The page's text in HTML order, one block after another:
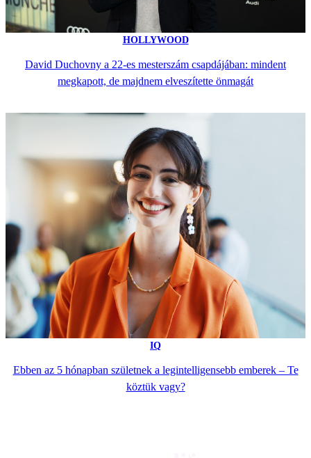
HOLLYWOOD
David Duchovny a 22-es mesterszám csapdájában: mindent
megkapott, de majdnem elveszítette önmagát
IQ
Ebben az 5 hónapban születnek a legintelligensebb emberek – Te
köztük vagy?